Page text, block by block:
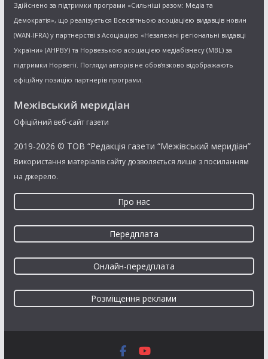
Здійснено за підтримки програми «Сильніші разом: Медіа та
Демократія», що реалізується Всесвітньою асоціацією видавців новин
(WAN-IFRA) у партнерстві з Асоціацією «Незалежні регіональні видавці
України» (АНРВУ) та Норвезькою асоціацією медіабізнесу (MBL) за
підтримки Норвегії. Погляди авторів не обов’язково відображають
офіційну позицію партнерів програми.
Межівський меридіан
Офіційний веб-сайт газети
2019-2026 © ТОВ “Редакція газети “Межівський меридіан”
Використання матеріалів сайту дозволяється лише з посиланням
на джерело.
Про нас
Передплата
Онлайн-передплата
Розміщення реклами